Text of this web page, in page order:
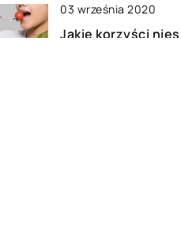
03 września 2020
Jakie korzyści